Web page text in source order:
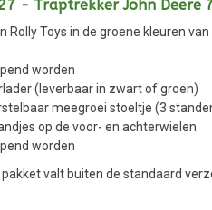
- Traptrekker John Deere
Rolly Toys in de groene kleuren
worden
(leverbaar in zwart of groen)
meegroei stoeltje (3
op de voor- en achterwielen
worden
valt buiten de standaard